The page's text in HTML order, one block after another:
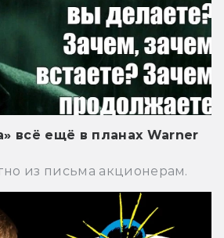
всё ещё в планах Warner
из письма акционерам.